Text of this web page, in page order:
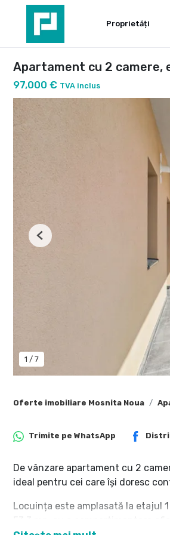
Proprietăți
Apartament cu 2 camere,
97,000 € TVA inclus
1 / 7
Previous
Oferte imobiliare Mosnita Noua
Trimite pe WhatsApp
De vânzare apartament cu 2
ideal pentru cei care își doresc
Locuința este amplasată la etajul